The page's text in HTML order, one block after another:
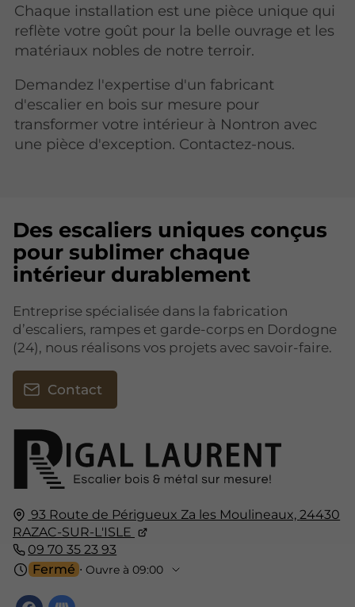
Chaque installation est une pièce unique qui
reflète votre goût pour la belle ouvrage et les
matériaux nobles de notre terroir.
Demandez l'expertise d'un fabricant
d'escalier en bois sur mesure pour
transformer votre intérieur à Nontron avec
une pièce d'exception. Contactez-nous.
93 Route de Périgueux Za les Moulineaux,24430
RAZAC-SUR-L'ISLE
09 70 35 23 93
Fermé ⋅ Ouvre à 09:00
Des escaliers uniques conçus
pour sublimer chaque
intérieur durablement
Entreprise spécialisée dans la fabrication
d’escaliers, rampes et garde-corps en Dordogne
(24), nous réalisons vos projets avec savoir-faire.
Contact